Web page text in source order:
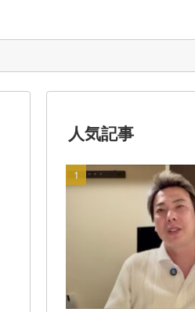
人気記事